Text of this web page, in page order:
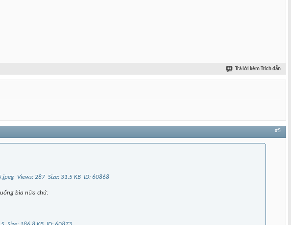
Trả lời kèm Trích dẫn
#5
bia nữa chứ.